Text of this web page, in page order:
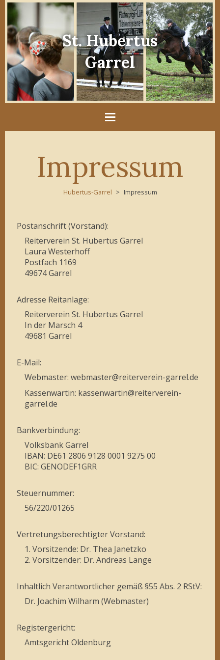
St. Hubertus
Garrel
Impressum
Hubertus-Garrel Impressum
Postanschrift (Vorstand):
Reiterverein St. Hubertus Garrel
Laura Westerhoff
Postfach 1169
49674 Garrel
Adresse Reitanlage:
Reiterverein St. Hubertus Garrel
In der Marsch 4
49681 Garrel
E-Mail:
Webmaster: webmaster@reiterverein-garrel.de
Kassenwartin: kassenwartin@reiterverein-
garrel.de
Bankverbindung:
Volksbank Garrel
IBAN: DE61 2806 9128 0001 9275 00
BIC: GENODEF1GRR
Steuernummer:
56/220/01265
Vertretungsberechtigter Vorstand:
1. Vorsitzende: Dr. Thea Janetzko
2. Vorsitzender: Dr. Andreas Lange
Inhaltlich Verantwortlicher gemäß §55 Abs. 2 RStV:
Dr. Joachim Wilharm (Webmaster)
Registergericht:
Amtsgericht Oldenburg